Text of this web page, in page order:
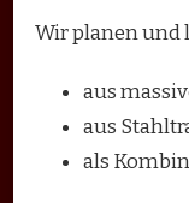
Wir planen und
aus
aus
als